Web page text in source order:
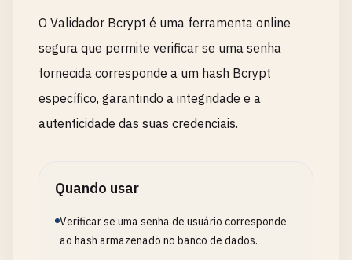
O Validador Bcrypt é uma ferramenta online
segura que permite verificar se uma senha
fornecida corresponde a um hash Bcrypt
específico, garantindo a integridade e a
autenticidade das suas credenciais.
Quando usar
Verificar se uma senha de usuário corresponde
ao hash armazenado no banco de dados.